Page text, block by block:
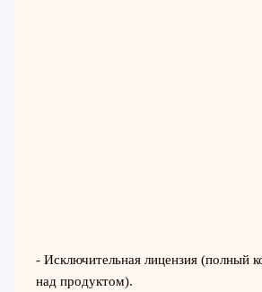
- Исключительная лицензия (полный
над продуктом).